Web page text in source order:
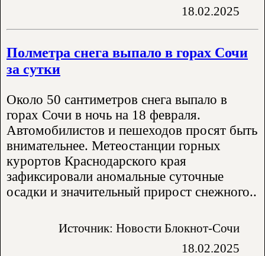
18.02.2025
Полметра снега выпало в горах Сочи
за сутки
Около 50 сантиметров снега выпало в
горах Сочи в ночь на 18 февраля.
Автомобилистов и пешеходов просят быть
внимательнее. Метеостанции горных
курортов Краснодарского края
зафиксировали аномальные суточные
осадки и значительный прирост снежного..
Источник: Новости Блокнот-Сочи
18.02.2025